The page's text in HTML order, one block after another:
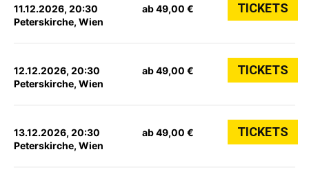
11.12.2026, 20:30
Peterskirche, Wien
ab 49,00 € TICKETS
12.12.2026, 20:30
Peterskirche, Wien
ab 49,00 € TICKETS
13.12.2026, 20:30
Peterskirche, Wien
ab 49,00 € TICKETS